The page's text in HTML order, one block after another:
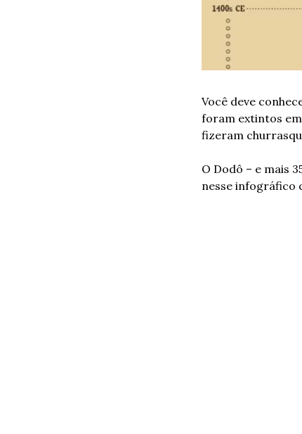
Você deve
foram extintos
fizeram
O Dodô – e mais
nesse infográfico